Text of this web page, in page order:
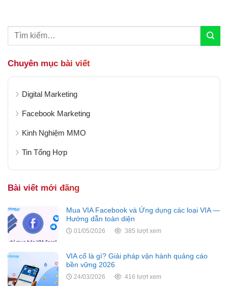
Chuyên mục bài viết
Digital Marketing
Facebook Marketing
Kinh Nghiệm MMO
Tin Tổng Hợp
Bài viết mới đăng
Mua VIA Facebook và Ứng dụng các loại VIA —
Hướng dẫn toàn diện
01/05/2026 385 lượt xem
VIA cổ là gì? Giải pháp vận hành quảng cáo
bền vững 2026
24/03/2026 416 lượt xem